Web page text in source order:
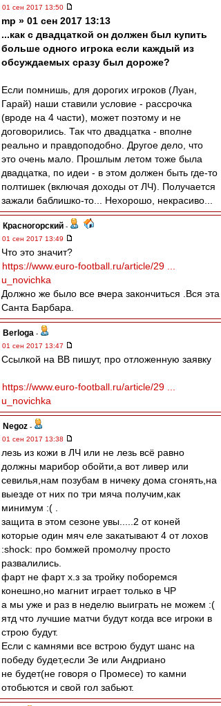
01 сен 2017 13:50
mp » 01 сен 2017 13:13
...как с двадцаткой он должен был купить
больше одного игрока если каждый из
обсуждаемых сразу был дороже?
Если помнишь, для дорогих игроков (Луан,
Гарай) наши ставили условие - рассрочка
(вроде на 4 части), может поэтому и не
договорились. Так что двадцатка - вполне
реально и правдоподобно. Другое дело, что
это очень мало. Прошлым летом тоже была
двадцатка, по идеи - в этом должен быть где-то
полтишек (включая доходы от ЛЧ). Получается
зажали баблишко-то... Нехорошо, некрасиво...
Красногорский -
01 сен 2017 13:49
Что это значит?
https://www.euro-football.ru/article/29 ...
u_novichka
Должно же было все вчера закончиться .Вся эта
Санта Барбара.
Berloga -
01 сен 2017 13:47
Ссылкой на ВВ пишут, про отложенную заявку
https://www.euro-football.ru/article/29 ...
u_novichka
Negoz -
01 сен 2017 13:38
лезь из кожи в ЛЧ или не лезь всё равно
должны марибор обойти,а вот ливер или
севилья,нам позубам в ничеку дома сгонять,на
выезде от них по три мяча получим,как
минимум :( .
защита в этом сезоне увы.....2 от коней
которые один мяч еле закатывают 4 от лохов
:shock: про бомжей промолчу просто
развалились.
фарт не фарт х.з за тройку поборемся
конешно,но магнит играет только в ЧР
а мы уже и раз в неделю выиграть не можем :(
ятд что лучшие матчи будут когда все игроки в
строю будут.
Если с камнями все встрою будут шанс на
победу будет,если Зе или Андриано
не будет(не говоря о Промесе) то камни
отобьются и свой гол забьют.